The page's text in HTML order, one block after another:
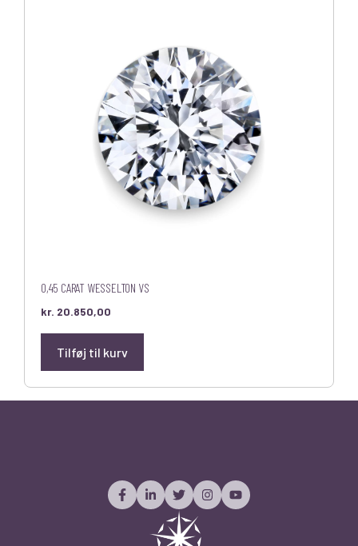
0,45 CARAT WESSELTON VS
kr. 20.850,00
Tilføj til kurv